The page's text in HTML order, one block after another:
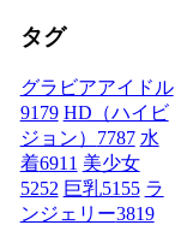
タグ
グラビアアイドル
9179 HD（ハイビ
ジョン） 7787 水
着6911 美少女
5252 巨乳5155 ラ
ンジェリー3819